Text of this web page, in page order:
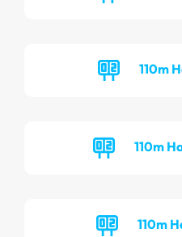
110m
110m
110m